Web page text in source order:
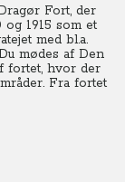
Fort, der
1915 som et
med bl.a.
mødes af Den
fortet, hvor der
Fra fortet